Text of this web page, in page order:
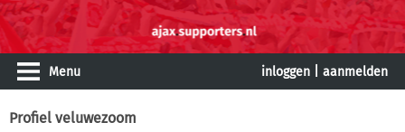
Menu inloggen aanmelden
Profiel veluwezoom